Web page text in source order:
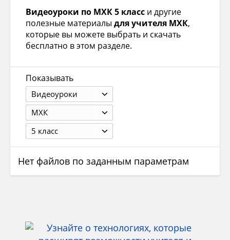
Видеоуроки по МХК 5 класс и другие
полезные материалы для учителя МХК,
которые вы можете выбрать и скачать
бесплатно в этом разделе.
Показывать
Видеоуроки
МХК
5 класс
Нет файлов по заданным параметрам